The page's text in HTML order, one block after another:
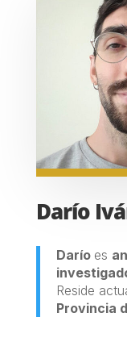
Darío
Darío es
Reside
Provincia